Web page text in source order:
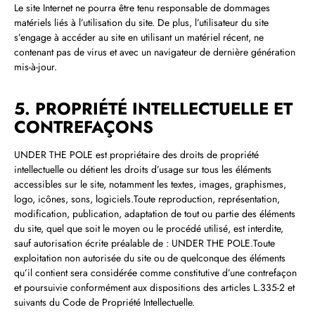
Le site Internet ne pourra être tenu responsable de dommages
matériels liés à l’utilisation du site. De plus, l’utilisateur du site
s’engage à accéder au site en utilisant un matériel récent, ne
contenant pas de virus et avec un navigateur de dernière génération
mis‑à‑jour.
5. PROPRIÉTÉ INTELLECTUELLE ET
CONTREFAÇONS
UNDER THE POLE est propriétaire des droits de propriété
intellectuelle ou détient les droits d’usage sur tous les éléments
accessibles sur le site, notamment les textes, images, graphismes,
logo, icônes, sons, logiciels.Toute reproduction, représentation,
modification, publication, adaptation de tout ou partie des éléments
du site, quel que soit le moyen ou le procédé utilisé, est interdite,
sauf autorisation écrite préalable de : UNDER THE POLE.Toute
exploitation non autorisée du site ou de quelconque des éléments
qu’il contient sera considérée comme constitutive d’une contrefaçon
et poursuivie conformément aux dispositions des articles L.335‑2 et
suivants du Code de Propriété Intellectuelle.